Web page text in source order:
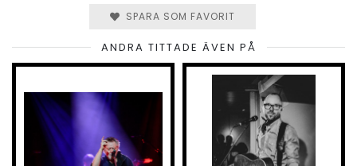
SPARA SOM FAVORIT
ANDRA TITTADE ÄVEN PÅ